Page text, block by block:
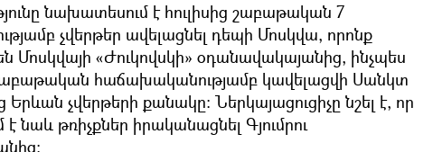
նախատեսում է հուլիսից շաբաթական 7
չվերթեր ավելացնել դեպի Մոսկվա, որոնք
Մոսկվայի «Ժուկովսկի» օդանավակայանից, ինչպես
հաճախականությամբ կավելացվի Սանկտ
Երևան չվերթերի քանակը: Ներկայացուցիչը նշել է, որ
նաև թռիչքներ իրականացնել Գյումրու